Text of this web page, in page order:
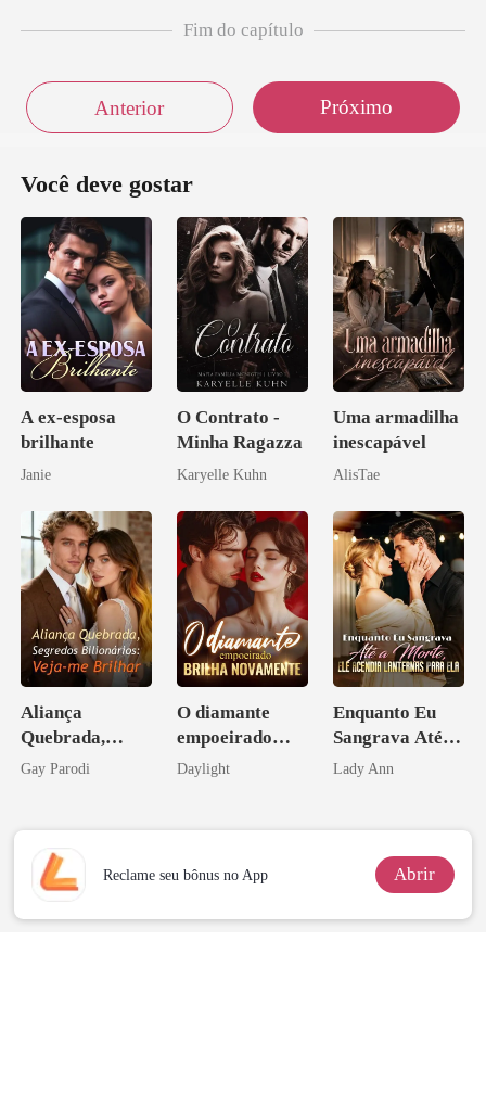
Fim do capítulo
Anterior Próximo
Você deve gostar
A ex-esposa
brilhante
Janie
O Contrato -
Minha Ragazza
Karyelle Kuhn
Uma armadilha
inescapável
AlisTae
Aliança
Quebrada,
Segredos
Gay Parodi
O diamante
empoeirado
brilha
Daylight
Enquanto Eu
Sangrava Até a
Morte, Ele
Ela
Lady Ann
Reclame seu bônus no App Abrir